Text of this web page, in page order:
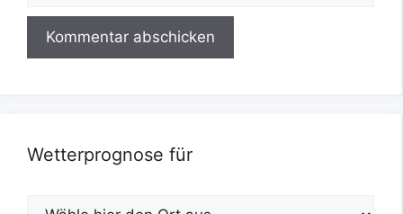
Wetterprognose für